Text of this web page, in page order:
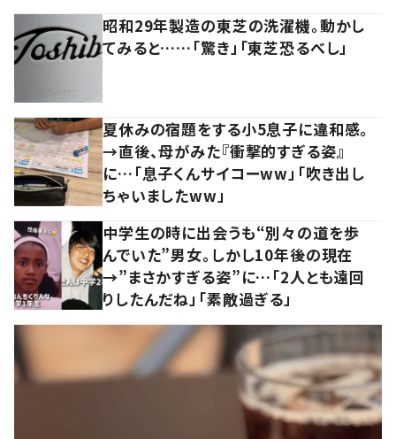
昭和29年製造の東芝の洗濯機。動かし
てみると……「驚き」「東芝恐るべし」
夏休みの宿題をする小5息子に違和感。
→直後、母がみた『衝撃的すぎる姿』
に…「息子くんサイコーww」「吹き出し
ちゃいましたww」
中学生の時に出会うも“別々の道を歩
んでいた”男女。しかし10年後の現在
→”まさかすぎる姿”に…「2人とも遠回
りしたんだね」「素敵過ぎる」